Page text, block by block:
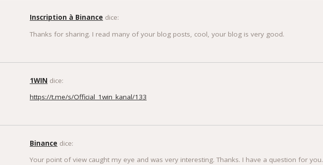
Inscription à Binance dice:
Thanks for sharing. I read many of your blog posts, cool, your blog is very good.
1WIN dice:
https://t.me/s/Official_1win_kanal/133
Binance dice:
Your point of view caught my eye and was very interesting. Thanks. I have a question for you.